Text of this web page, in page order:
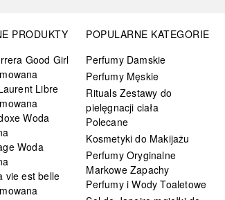
PRODUKTY
Good Girl
Libre
Woda
Woda
vie est belle
POPULARNE KATEGORIE
Perfumy Damskie
Perfumy Męskie
Rituals Zestawy do
pielęgnacji ciała
Polecane
Kosmetyki do Makijażu
Perfumy Oryginalne
Markowe Zapachy
Perfumy i Wody Toaletowe